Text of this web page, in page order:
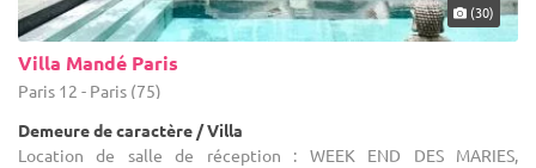
(30)
Villa Mandé Paris
Paris 12 - Paris (75)
Demeure de caractère / Villa
Location de salle de réception : WEEK END DES MARIES,